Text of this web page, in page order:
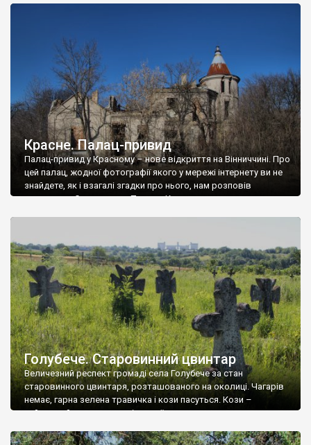
Красне. Палац-привид
Палац-привид у Красному – нове відкриття на Вінниччині. Про
цей палац, жодної фотографії якого у мережі інтернету ви не
знайдете, як і взагалі згадки про нього, нам розповів
мешканець Самгородка. Палац у Красному вразив не лише
Голубече. Старовинний цвинтар
Величезний респект громаді села Голубече за стан
старовинного цвинтаря, розташованого на околиці. Чагарів
немає, гарна зелена травичка і кози пасуться. Кози –
найкращий регулятор шкідливої, для старих кладовищ,
бруньками, кози ті бруньки обгризають, бо то улюблений